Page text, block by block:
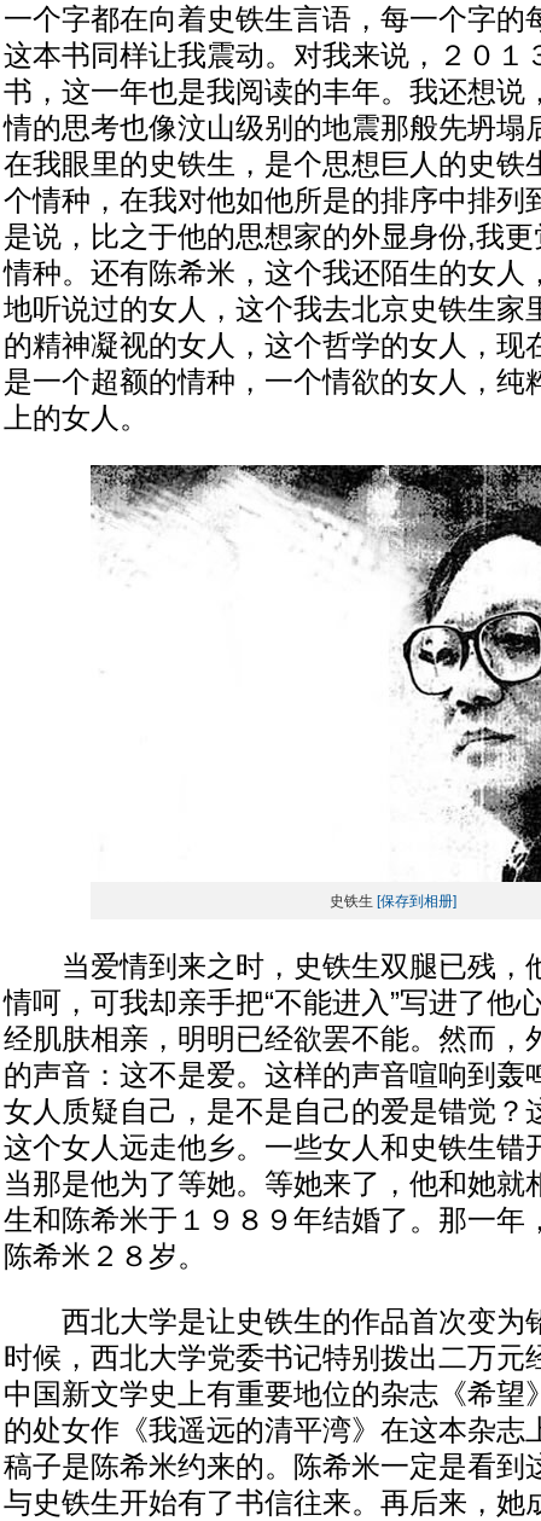
一个字都在向着史铁生言语，每一个字的
这本书同样让我震动。对我来说，２０１
书，这一年也是我阅读的丰年。我还想说
情的思考也像汶山级别的地震那般先坍塌
在我眼里的史铁生，是个思想巨人的史铁
个情种，在我对他如他所是的排序中排列
是说，比之于他的思想家的外显身份,我
情种。还有陈希米，这个我还陌生的女人
地听说过的女人，这个我去北京史铁生家
的精神凝视的女人，这个哲学的女人，现
是一个超额的情种，一个情欲的女人，纯
上的女人。
史铁生 [保存到相册]
当爱情到来之时，史铁生双腿已残，
情呵，可我却亲手把“不能进入”写进了他
经肌肤相亲，明明已经欲罢不能。然而，
的声音：这不是爱。这样的声音喧响到轰
女人质疑自己，是不是自己的爱是错觉？
这个女人远走他乡。一些女人和史铁生错
当那是他为了等她。等她来了，他和她就
生和陈希米于１９８９年结婚了。那一年
陈希米２８岁。
西北大学是让史铁生的作品首次变为
时候，西北大学党委书记特别拨出二万元
中国新文学史上有重要地位的杂志《希望
的处女作《我遥远的清平湾》在这本杂志
稿子是陈希米约来的。陈希米一定是看到
与史铁生开始有了书信往来。再后来，她